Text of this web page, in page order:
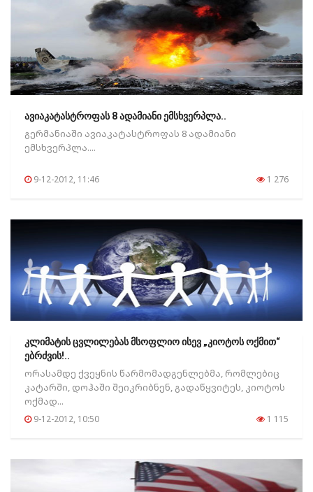
ავიაკატასტროფას 8 ადამიანი ემსხვერპლა..
გერმანიაში ავიაკატასტროფას 8 ადამიანი
ემსხვერპლა....
9-12-2012, 11:46 1 276
კლიმატის ცვლილებას მსოფლიო ისევ „კიოტოს ოქმით“
ებრძვის!..
ორასამდე ქვეყნის წარმომადგენლებმა, რომლებიც
კატარში, დოჰაში შეიკრიბნენ, გადაწყვიტეს, კიოტოს
ოქმად...
9-12-2012, 10:50 1 115